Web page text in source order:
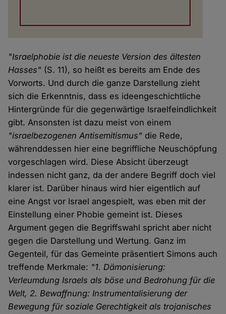
"Israelphobie ist die neueste Version des ältesten
Hasses" (S. 11), so heißt es bereits am Ende des
Vorworts. Und durch die ganze Darstellung zieht
sich die Erkenntnis, dass es ideengeschichtliche
Hintergründe für die gegenwärtige Israelfeindlichkeit
gibt. Ansonsten ist dazu meist von einem
"israelbezogenen Antisemitismus" die Rede,
währenddessen hier eine begriffliche Neuschöpfung
vorgeschlagen wird. Diese Absicht überzeugt
indessen nicht ganz, da der andere Begriff doch viel
klarer ist. Darüber hinaus wird hier eigentlich auf
eine Angst vor Israel angespielt, was eben mit der
Einstellung einer Phobie gemeint ist. Dieses
Argument gegen die Begriffswahl spricht aber nicht
gegen die Darstellung und Wertung. Ganz im
Gegenteil, für das Gemeinte präsentiert Simons auch
treffende Merkmale: "1. Dämonisierung:
Verleumdung Israels als böse und Bedrohung für die
Welt, 2. Bewaffnung: Instrumentalisierung der
Bewegung für soziale Gerechtigkeit als trojanisches